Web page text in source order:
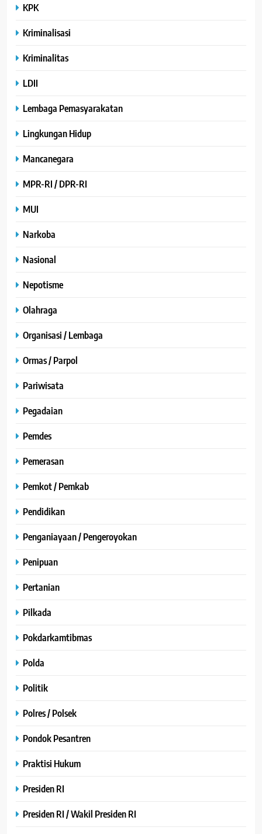
KPK
Kriminalisasi
Kriminalitas
LDII
Lembaga Pemasyarakatan
Lingkungan Hidup
Mancanegara
MPR-RI / DPR-RI
MUI
Narkoba
Nasional
Nepotisme
Olahraga
Organisasi / Lembaga
Ormas / Parpol
Pariwisata
Pegadaian
Pemdes
Pemerasan
Pemkot / Pemkab
Pendidikan
Penganiayaan / Pengeroyokan
Penipuan
Pertanian
Pilkada
Pokdarkamtibmas
Polda
Politik
Polres / Polsek
Pondok Pesantren
Praktisi Hukum
Presiden RI
Presiden RI / Wakil Presiden RI